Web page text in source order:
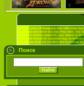
Поиск